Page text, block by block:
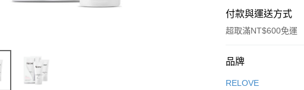
付款與運送方式
超取滿NT$600免運
付款方式
信用卡一次付款
品牌
RELOVE